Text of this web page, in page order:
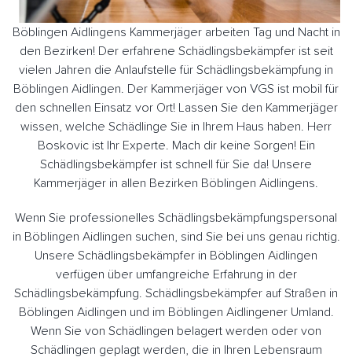
Böblingen Aidlingens Kammerjäger arbeiten Tag und Nacht in
den Bezirken! Der erfahrene Schädlingsbekämpfer ist seit
vielen Jahren die Anlaufstelle für Schädlingsbekämpfung in
Böblingen Aidlingen. Der Kammerjäger von VGS ist mobil für
den schnellen Einsatz vor Ort! Lassen Sie den Kammerjäger
wissen, welche Schädlinge Sie in Ihrem Haus haben. Herr
Boskovic ist Ihr Experte. Mach dir keine Sorgen! Ein
Schädlingsbekämpfer ist schnell für Sie da! Unsere
Kammerjäger in allen Bezirken Böblingen Aidlingens.
Wenn Sie professionelles Schädlingsbekämpfungspersonal
in Böblingen Aidlingen suchen, sind Sie bei uns genau richtig.
Unsere Schädlingsbekämpfer in Böblingen Aidlingen
verfügen über umfangreiche Erfahrung in der
Schädlingsbekämpfung. Schädlingsbekämpfer auf Straßen in
Böblingen Aidlingen und im Böblingen Aidlingener Umland.
Wenn Sie von Schädlingen belagert werden oder von
Schädlingen geplagt werden, die in Ihren Lebensraum